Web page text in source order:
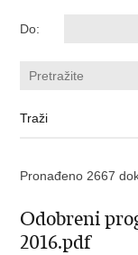
Do:
Pronađeno 2667
Odobreni
2016.pdf